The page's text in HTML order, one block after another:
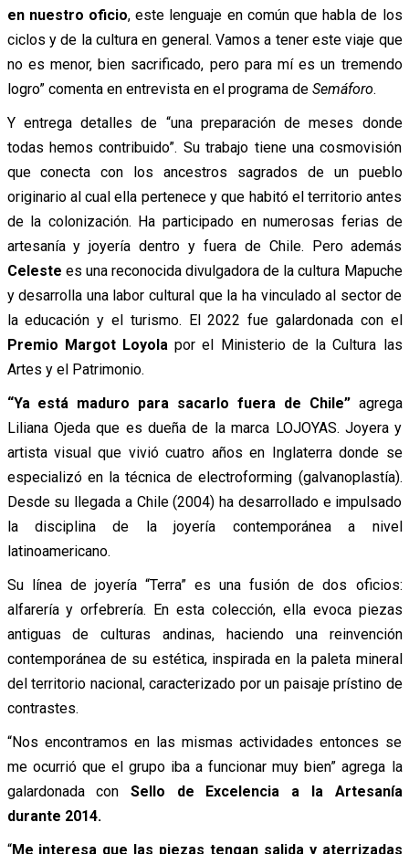
en nuestro oficio, este lenguaje en común que habla de los
ciclos y de la cultura en general. Vamos a tener este viaje que
no es menor, bien sacrificado, pero para mí es un tremendo
logro” comenta en entrevista en el programa deSemáforo.
Y entrega detalles de “una preparación de meses donde
todas hemos contribuido”. Su trabajo tiene una cosmovisión
que conecta con los ancestros sagrados de un pueblo
originario al cual ella pertenece y que habitó el territorio antes
de la colonización. Ha participado en numerosas ferias de
artesanía y joyería dentro y fuera de Chile. Pero además
Celeste es una reconocida divulgadora de la cultura Mapuche
y desarrolla una labor cultural que la ha vinculado al sector de
la educación y el turismo. El 2022 fue galardonada con el
Premio Margot Loyolapor el Ministerio de la Cultura las
Artes y el Patrimonio.
“Ya está maduro para sacarlo fuera de Chile”agrega
Liliana Ojeda que es dueña de la marca LOJOYAS. Joyera y
artista visual que vivió cuatro años en Inglaterra donde se
especializó en la técnica de electroforming (galvanoplastía).
Desde su llegada a Chile (2004) ha desarrollado e impulsado
la disciplina de la joyería contemporánea a nivel
latinoamericano.
Su línea de joyería “Terra” es una fusión de dos oficios:
alfarería y orfebrería. En esta colección, ella evoca piezas
antiguas de culturas andinas, haciendo una reinvención
contemporánea de su estética, inspirada en la paleta mineral
del territorio nacional, caracterizado por un paisaje prístino de
contrastes.
“Nos encontramos en las mismas actividades entonces se
me ocurrió que el grupo iba a funcionar muy bien” agrega la
galardonada con Sello de Excelencia a la Artesanía
durante 2014.
“Me interesa que las piezas tengan salida y aterrizadas